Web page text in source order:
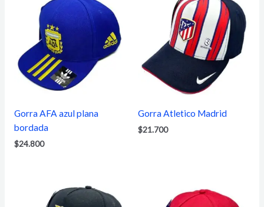
Gorra AFA azul plana
bordada
$24.800
Gorra Atletico Madrid
$21.700